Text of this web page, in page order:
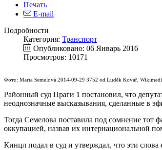
Печать
E-mail
Подробности
Категория: Транспорт
Опубликовано: 06 Январь 2016
Просмотров: 10171
Фото: Marta Semelová 2014-09-29 3752 od Luděk Kovář,
Районный суд Праги 1 постановил, что
неоднозначные высказывания, сделанные в
Тогда Семелова поставила под сомнение тот
оккупацией, назвав их интернациональной
Кинцл подал в суд и утверждал, что эти